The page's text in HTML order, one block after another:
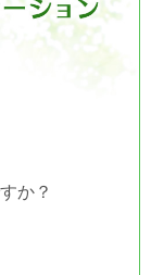
か？